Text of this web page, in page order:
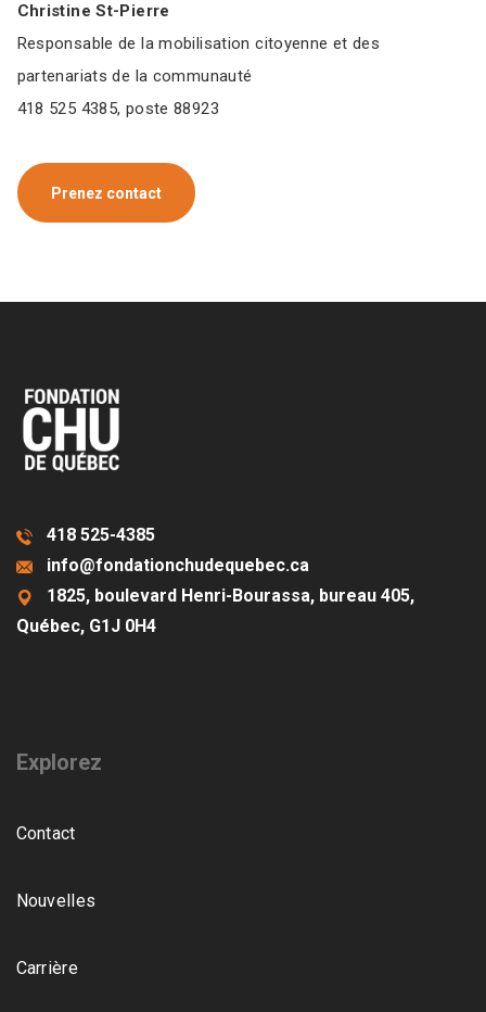
Christine St-Pierre
Responsable de la mobilisation citoyenne et des
partenariats de la communauté
418 525 4385, poste 88923
Prenez contact
418 525-4385
info@fondationchudequebec.ca
1825, boulevard Henri-Bourassa, bureau 405,
Québec, G1J 0H4
Explorez
Contact
Nouvelles
Carrière